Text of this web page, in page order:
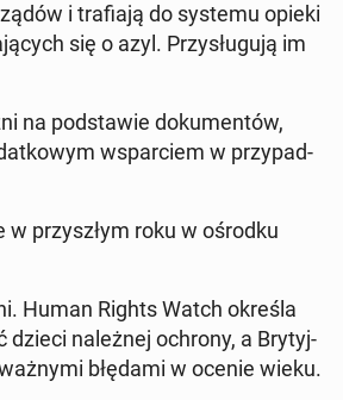
i tra­fia­ją do systemu opieki
się o azyl. Przy­słu­gu­ją im
na pod­sta­wie do­ku­men­tów,
wspar­ciem w przy­pad­
przy­szłym roku w ośrodku
Human Rights Watch określa
dzieci na­leż­nej ochrony, a Bry­tyj­
błędami w ocenie wieku.